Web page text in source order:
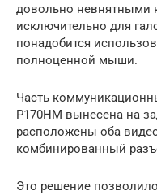
довольно невнятными
исключительно для
понадобится
полноценной мыши.
Часть
P170HM вынесена на
расположены оба
комбинированный
Это решение